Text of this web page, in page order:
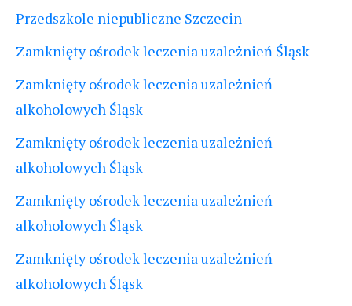
Przedszkole niepubliczne Szczecin
Zamknięty ośrodek leczenia uzależnień Śląsk
Zamknięty ośrodek leczenia uzależnień
alkoholowych Śląsk
Zamknięty ośrodek leczenia uzależnień
alkoholowych Śląsk
Zamknięty ośrodek leczenia uzależnień
alkoholowych Śląsk
Zamknięty ośrodek leczenia uzależnień
alkoholowych Śląsk